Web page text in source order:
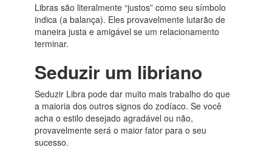
Libras são literalmente “justos” como seu símbolo
indica (a balança). Eles provavelmente lutarão de
maneira justa e amigável se um relacionamento
terminar.
Seduzir um libriano
Seduzir Libra pode dar muito mais trabalho do que
a maioria dos outros signos do zodíaco. Se você
acha o estilo desejado agradável ou não,
provavelmente será o maior fator para o seu
sucesso.